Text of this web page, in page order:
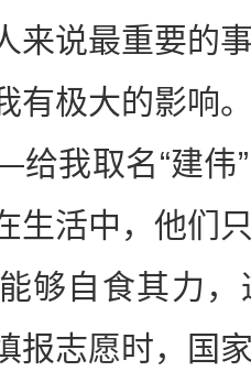
说最重要的事
有极大的影响
我取名“建伟
生活中，他们
够自食其力
报志愿时，国